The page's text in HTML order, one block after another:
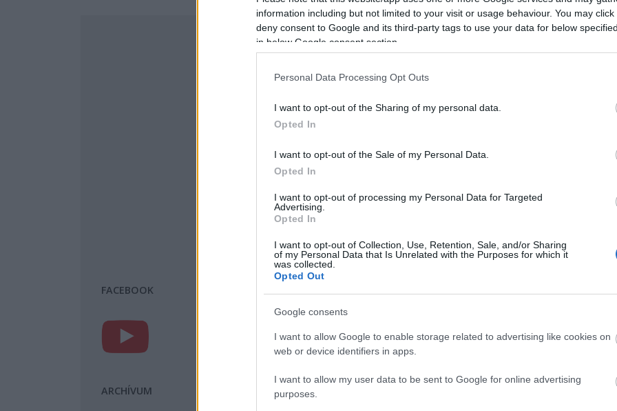
information including but not limited to your visit or usage behaviour. You may
deny consent to Google and its third-party tags to use your data for below
in below Google consent section.
Personal Data Processing Opt Outs
I want to opt-out of the Sharing of my personal data.
Opted In
I want to opt-out of the Sale of my Personal Data.
Opted In
I want to opt-out of processing my Personal Data for Targeted
Advertising.
Opted In
I want to opt-out of Collection, Use, Retention, Sale, and/or Sharing
of my Personal Data that Is Unrelated with the Purposes for which it
was collected.
Opted Out
Google consents
I want to allow Google to enable storage related to advertising like cookies on
web or device identifiers in apps.
I want to allow my user data to be sent to Google for online advertising
purposes.
FACEBOOK
ARCHÍVUM
A világ legveszélyesebb migrációs útvonalai: A
Közép-Mediterrán útvonal, A Darién-régió és